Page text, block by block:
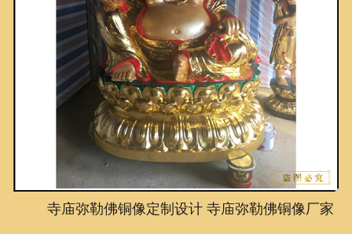
新闻资讯
荣誉资质
泥塑鉴赏
联系我们
寺庙弥勒佛铜像定制设计 寺庙弥勒佛铜像厂家